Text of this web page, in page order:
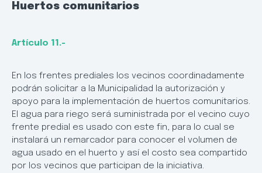
Huertos comunitarios
Artículo 11.-
En los frentes prediales los vecinos coordinadamente
podrán solicitar a la Municipalidad la autorización y
apoyo para la implementación de huertos comunitarios.
El agua para riego será suministrada por el vecino cuyo
frente predial es usado con este fin, para lo cual se
instalará un remarcador para conocer el volumen de
agua usado en el huerto y así el costo sea compartido
por los vecinos que participan de la iniciativa.